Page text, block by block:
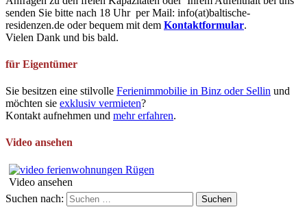
senden Sie bitte nach 18 Uhr per Mail: info(at)baltische-
residenzen.de oder bequem mit dem Kontaktformular.
Vielen Dank und bis bald.
für Eigentümer
Sie besitzen eine stilvolle Ferienimmobilie in Binz oder Sellin und
möchten sie exklusiv vermieten?
Kontakt aufnehmen und mehr erfahren.
Video ansehen
Video ansehen
Suchen nach: